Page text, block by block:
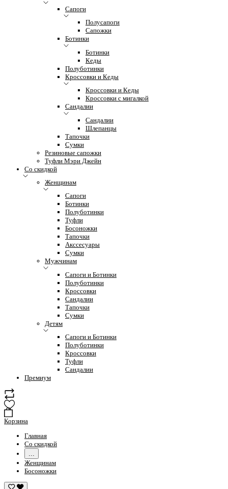
Сапоги
Полусапоги
Сапожки
Ботинки
Ботинки
Кеды
Полуботинки
Кроссовки и Кеды
Кроссовки и Кеды
Кроссовки с мигалкой
Сандалии
Сандалии
Шлепанцы
Тапочки
Сумки
Резиновые сапожки
Туфли Мэри Джейн
Со скидкой
Женщинам
Сапоги
Ботинки
Полуботинки
Туфли
Босоножки
Тапочки
Акссесуары
Сумки
Мужчинам
Сапоги и Ботинки
Полуботинки
Кроссовки
Сандалии
Тапочки
Сумки
Детям
Сапоги и Ботинки
Полуботинки
Кроссовки
Туфли
Сандалии
Премиум
Корзина
Главная
Со скидкой
...
Женщинам
Босоножки